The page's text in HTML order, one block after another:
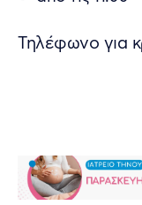
Τηλέφωνο για